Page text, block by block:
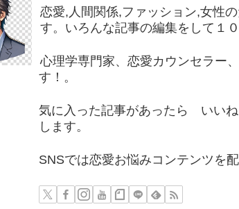
恋愛,人間関係,ファッション,女性
す。いろんな記事の編集をして１
心理学専門家、恋愛カウンセラー
す！。
気に入った記事があったら いい
します。
SNSでは恋愛お悩みコンテンツを